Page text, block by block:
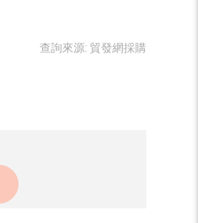
查詢來源: 貿發網採購